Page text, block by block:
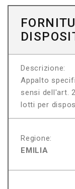
Descrizione:
Appalto
sensi dell'art.
lotti per
Regione:
EMILIA